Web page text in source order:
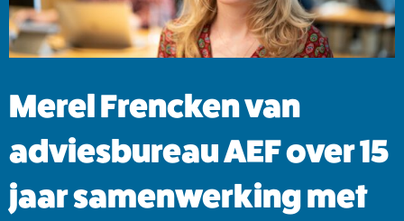
Merel Frencken van
adviesbureau AEF over 15
jaar samenwerking met